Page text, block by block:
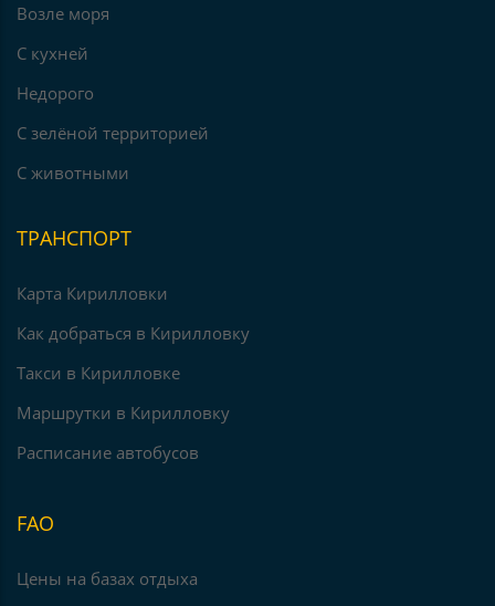
Возле моря
С кухней
Недорого
С зелёной территорией
С животными
ТРАНСПОРТ
Карта Кирилловки
Как добраться в Кирилловку
Такси в Кирилловке
Маршрутки в Кирилловку
Расписание автобусов
FAO
Цены на базах отдыха